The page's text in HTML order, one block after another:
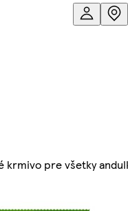
krmivo pre všetky